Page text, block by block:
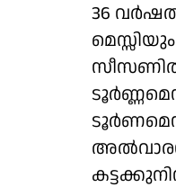
36
സീസണിൽ